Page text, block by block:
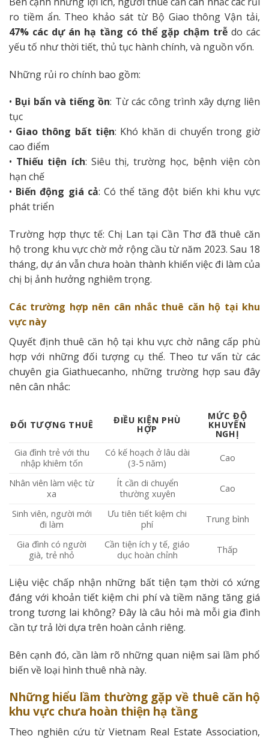
ro tiềm ẩn. Theo khảo sát từ Bộ Giao thông Vận tải,
47% các dự án hạ tầng có thể gặp chậm trễ do các
yếu tố như thời tiết, thủ tục hành chính, và nguồn vốn.
Những rủi ro chính bao gồm:
• Bụi bẩn và tiếng ồn: Từ các công trình xây dựng liên
tục
• Giao thông bất tiện: Khó khăn di chuyển trong giờ
cao điểm
• Thiếu tiện ích: Siêu thị, trường học, bệnh viện còn
hạn chế
• Biến động giá cả: Có thể tăng đột biến khi khu vực
phát triển
Trường hợp thực tế: Chị Lan tại Cần Thơ đã thuê căn
hộ trong khu vực chờ mở rộng cầu từ năm 2023. Sau 18
tháng, dự án vẫn chưa hoàn thành khiến việc đi làm của
chị bị ảnh hưởng nghiêm trọng.
Các trường hợp nên cân nhắc thuê căn hộ tại khu
vực này
Quyết định thuê căn hộ tại khu vực chờ nâng cấp phù
hợp với những đối tượng cụ thể. Theo tư vấn từ các
chuyên gia Giathuecanho, những trường hợp sau đây
nên cân nhắc:
ĐỐI TƯỢNG THUÊ ĐIỀU KIỆN PHÙ
HỢP
MỨC ĐỘ
KHUYẾN
NGHỊ
Gia đình trẻ với thu
nhập khiêm tốn
Có kế hoạch ở lâu dài
(3-5 năm)
Cao
Nhân viên làm việc từ
xa
Ít cần di chuyển
thường xuyên
Cao
Sinh viên, người mới
đi làm
Ưu tiên tiết kiệm chi
phí
Trung bình
Gia đình có người
già, trẻ nhỏ
Cần tiện ích y tế, giáo
dục hoàn chỉnh
Thấp
Liệu việc chấp nhận những bất tiện tạm thời có xứng
đáng với khoản tiết kiệm chi phí và tiềm năng tăng giá
trong tương lai không? Đây là câu hỏi mà mỗi gia đình
cần tự trả lời dựa trên hoàn cảnh riêng.
Bên cạnh đó, cần làm rõ những quan niệm sai lầm phổ
biến về loại hình thuê nhà này.
Những hiểu lầm thường gặp về thuê căn hộ
khu vực chưa hoàn thiện hạ tầng
Theo nghiên cứu từ Vietnam Real Estate Association,